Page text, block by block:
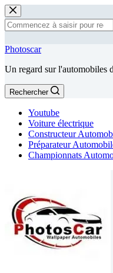
Passer
au
contenu
Aucun
Photoscar
Un regard sur l'automobiles
Rechercher
Youtube
Voiture électrique
Constructeur
Préparateur
Championnats